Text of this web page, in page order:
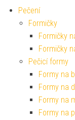
Pečení
Formičky
Formičky
Formičky
Pečicí formy
Formy na
Formy na
Formy na
Formy na